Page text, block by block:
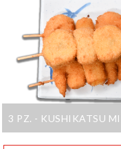
3 PZ. - KUSHIKATSU